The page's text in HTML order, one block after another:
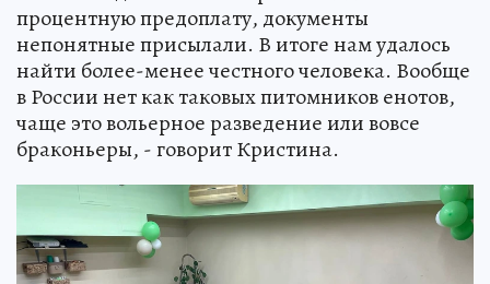
процентную предоплату, документы
непонятные присылали. В итоге нам удалось
найти более-менее честного человека. Вообще
в России нет как таковых питомников енотов,
чаще это вольерное разведение или вовсе
браконьеры, - говорит Кристина.